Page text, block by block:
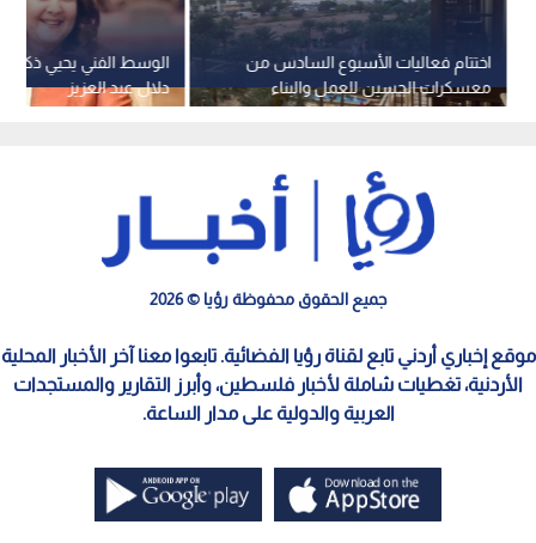
الوسط الفني يحيي ذكرى
دلال عبد العزيز
اختتام فعاليات الأسبوع السادس من
معسكرات الحسين للعمل والبناء
بالعقبة لعام 2026
جميع الحقوق محفوظة رؤيا © 2026
موقع إخباري أردني تابع لقناة رؤيا الفضائية. تابعوا معنا آخر الأخبار المحلية
الأردنية، تغطيات شاملة لأخبار فلسطين، وأبرز التقارير والمستجدات
العربية والدولية على مدار الساعة.